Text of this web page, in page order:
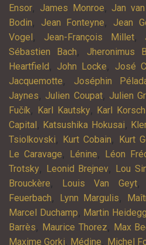
Ensor, James Monroe, Jan
Bodin, Jean Fonteyne, Jean
Vogel , Jean-François Millet,
Sébastien Bach, Jheronimus
Heartfield , John Locke, José
Jacquemotte, Joséphin
Jaynes, Julien Coupat, Julien
Fučík, Karl Kautsky, Karl Korsch
Capital , Katsushika Hokusai,
Tsiolkovski, Kurt Cobain, Kurt
Le Caravage, Lénine, Léon
Trotsky, Leonid Brejnev, Lou
Brouckère, Louis Van Geyt,
Feuerbach, Lynn Margulis,
Marcel Duchamp, Martin
Barrès, Maurice Thorez, Max
Maxime Gorki, Médine, Michel